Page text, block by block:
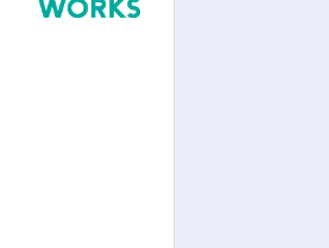
」のため、じ